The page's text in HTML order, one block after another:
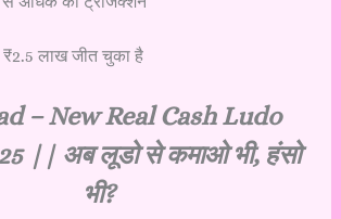
₹2.5 लाख जीत चुका है
–New Real Cash Ludo
|| अब लूडो से कमाओ भी, हंसो
भी?